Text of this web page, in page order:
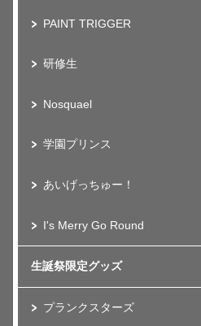
PAINT TRIGGER
研修生
Nosquael
学園プリンス
あいげっちゅー！
I's Merry Go Round
生誕祭限定グッズ
プランクスターズ